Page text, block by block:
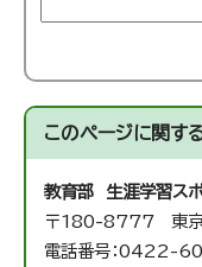
このページに関す
教育部 生涯学習ス
〒180-8777 東京
電話番号：0422-